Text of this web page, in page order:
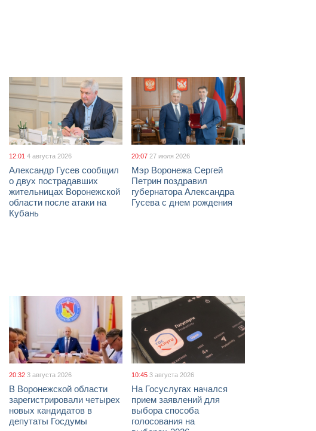
12:01 4 августа 2026
Александр Гусев сообщил
о двух пострадавших
жительницах Воронежской
области после атаки на
Кубань
20:07 27 июля 2026
Мэр Воронежа Сергей
Петрин поздравил
губернатора Александра
Гусева с днем рождения
20:32 3 августа 2026
В Воронежской области
зарегистрировали четырех
новых кандидатов в
депутаты Госдумы
10:45 3 августа 2026
На Госуслугах начался
прием заявлений для
выбора способа
голосования на